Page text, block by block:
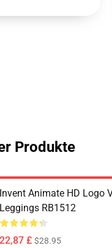
Produkte
Invent Animate HD Logo
Leggings RB1512
22,87 £ $28.95